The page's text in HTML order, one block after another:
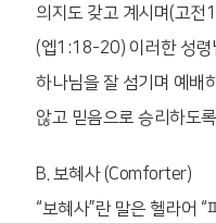
의지도 갖고 계시며(고
(엡1:18-20) 이러한 성령
하나님을 잘 섬기며 예배
않고 믿음으로 승리하도
B. 보혜사 (Comforter)
“보혜사”란 말은 헬라어